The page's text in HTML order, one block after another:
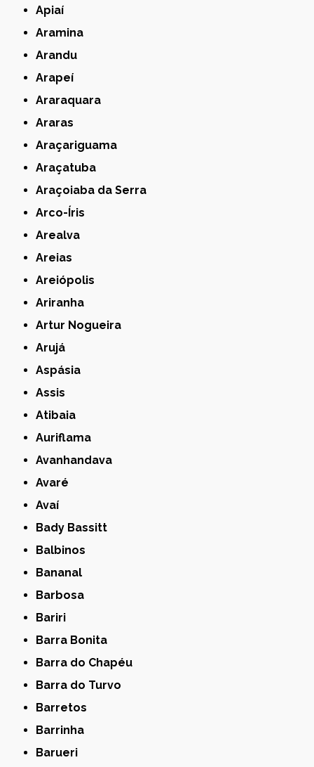
Apiaí
Aramina
Arandu
Arapeí
Araraquara
Araras
Araçariguama
Araçatuba
Araçoiaba da Serra
Arco-Íris
Arealva
Areias
Areiópolis
Ariranha
Artur Nogueira
Arujá
Aspásia
Assis
Atibaia
Auriflama
Avanhandava
Avaré
Avaí
Bady Bassitt
Balbinos
Bananal
Barbosa
Bariri
Barra Bonita
Barra do Chapéu
Barra do Turvo
Barretos
Barrinha
Barueri